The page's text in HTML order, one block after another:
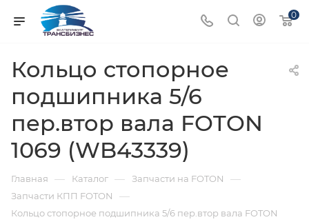
0
Кольцо стопорное
подшипника 5/6
пер.втор вала FOTON
1069 (WB43339)
Главная — Каталог — Запчасти на FOTON —
Запчасти КПП FOTON —
Кольцо стопорное подшипника 5/6 пер.втор вала FOTON